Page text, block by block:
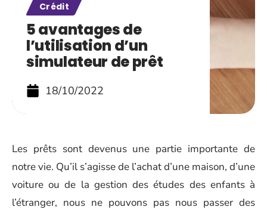
Crédit
5 avantages de
l’utilisation d’un
simulateur de prêt
18/10/2022
Les prêts sont devenus une partie importante de
notre vie. Qu’il s’agisse de l’achat d’une maison, d’une
voiture ou de la gestion des études des enfants à
l’étranger, nous ne pouvons pas nous passer des